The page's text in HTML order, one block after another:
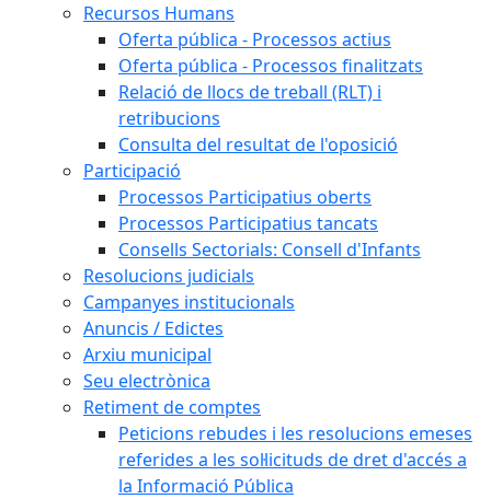
Recursos Humans
Oferta pública - Processos actius
Oferta pública - Processos finalitzats
Relació de llocs de treball (RLT) i
retribucions
Consulta del resultat de l'oposició
Participació
Processos Participatius oberts
Processos Participatius tancats
Consells Sectorials: Consell d'Infants
Resolucions judicials
Campanyes institucionals
Anuncis / Edictes
Arxiu municipal
Seu electrònica
Retiment de comptes
Peticions rebudes i les resolucions emeses
referides a les sol·licituds de dret d'accés a
la Informació Pública